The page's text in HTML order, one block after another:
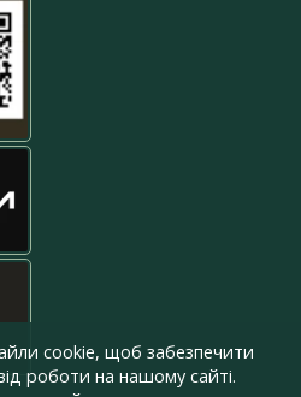
cookie, щоб забезпечити
роботи на нашому сайті.